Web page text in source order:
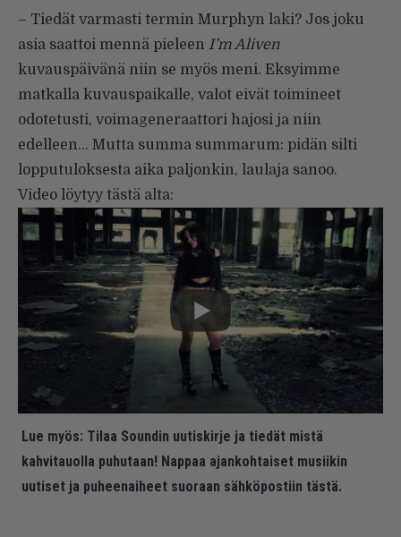
– Tiedät varmasti termin Murphyn laki? Jos joku
asia saattoi mennä pieleen I’m Aliven
kuvauspäivänä niin se myös meni. Eksyimme
matkalla kuvauspaikalle, valot eivät toimineet
odotetusti, voimageneraattori hajosi ja niin
edelleen… Mutta summa summarum: pidän silti
lopputuloksesta aika paljonkin, laulaja sanoo.
Video löytyy tästä alta:
Lue myös: Tilaa Soundin uutiskirje ja tiedät mistä
kahvitauolla puhutaan! Nappaa ajankohtaiset musiikin
uutiset ja puheenaiheet suoraan sähköpostiin tästä.